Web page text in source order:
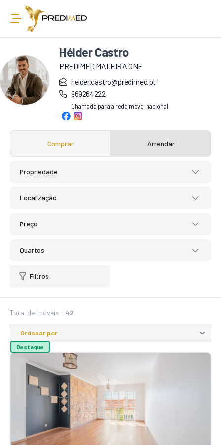
Hélder Castro
PREDIMED MADEIRA ONE
helder.castro@predimed.pt
969264222
Chamada para a rede móvel nacional
Comprar Arrendar
Propriedade
Localização
Preço
Quartos
Filtros
Total de imóveis - 42
Destaque